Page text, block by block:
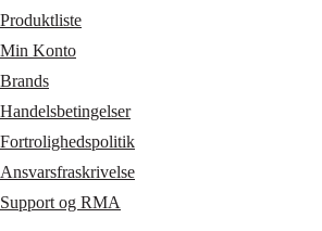
Produktliste
Min Konto
Brands
Handelsbetingelser
Fortrolighedspolitik
Ansvarsfraskrivelse
Support og RMA